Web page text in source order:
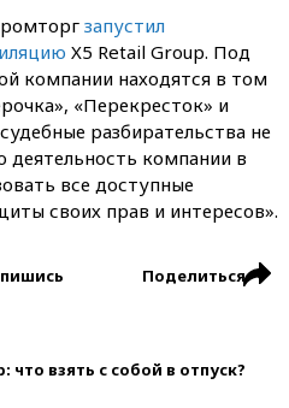
запустил
X5 Retail Group. Под
компании находятся в том
«Перекресток» и
разбирательства не
компании в
все доступные
своих прав и интересов».
Поделиться
взять с собой в отпуск?